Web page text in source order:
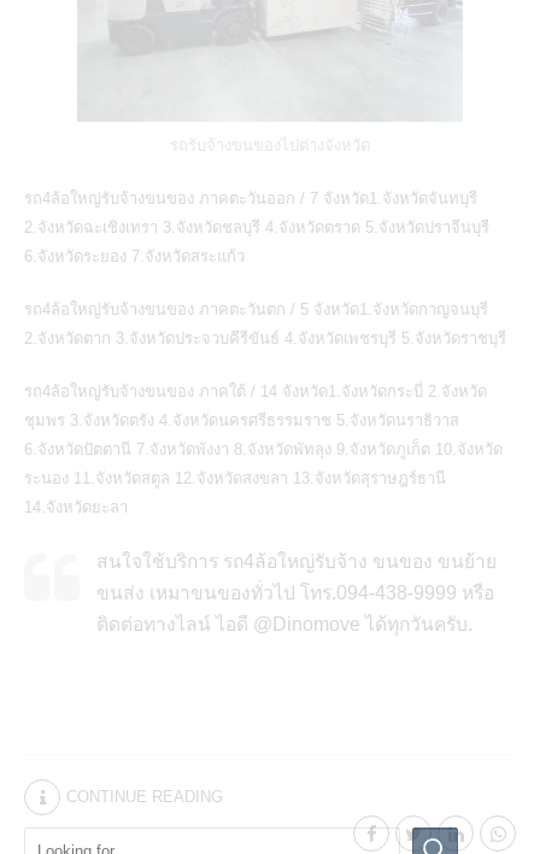
รถรับจ้างขนของไปต่างจังหวัด
รถ4ล้อใหญ่รับจ้างขนของ ภาคตะวันออก / 7 จังหวัด1.จังหวัดจันทบุรี
2.จังหวัดฉะเชิงเทรา 3.จังหวัดชลบุรี 4.จังหวัดตราด 5.จังหวัดปราจีนบุรี
6.จังหวัดระยอง 7.จังหวัดสระแก้ว
รถ4ล้อใหญ่รับจ้างขนของ ภาคตะวันตก / 5 จังหวัด1.จังหวัดกาญจนบุรี
2.จังหวัดตาก 3.จังหวัดประจวบคีรีขันธ์ 4.จังหวัดเพชรบุรี 5.จังหวัดราชบุรี
รถ4ล้อใหญ่รับจ้างขนของ ภาคใต้ / 14 จังหวัด1.จังหวัดกระบี่ 2.จังหวัด
ชุมพร 3.จังหวัดตรัง 4.จังหวัดนครศรีธรรมราช 5.จังหวัดนราธิวาส
6.จังหวัดปัตตานี 7.จังหวัดพังงา 8.จังหวัดพัทลุง 9.จังหวัดภูเก็ต 10.จังหวัด
ระนอง 11.จังหวัดสตูล 12.จังหวัดสงขลา 13.จังหวัดสุราษฎร์ธานี
14.จังหวัดยะลา
สนใจใช้บริการ รถ4ล้อใหญ่รับจ้าง ขนของ ขนย้าย
ขนส่ง เหมาขนของทั่วไป โทร.094-438-9999 หรือ
ติดต่อทางไลน์ ไอดี @Dinomove ได้ทุกวันครับ.
CONTINUE READING